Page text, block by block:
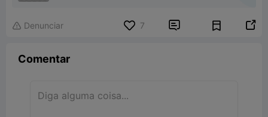
 Denunciar 7  
Comentar